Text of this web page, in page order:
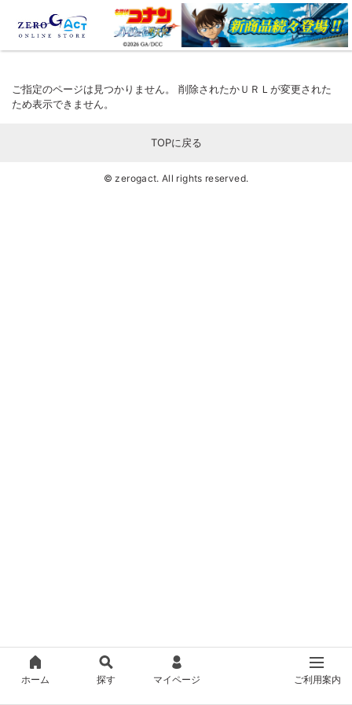
HOME > ハイウェイの堕天使
ご指定のページは見つかりません。 削除されたかＵＲＬが変更された
ため表示できません。
TOPに戻る
© zerogact. All rights reserved.
ホーム 探す マイページ ご利用案内